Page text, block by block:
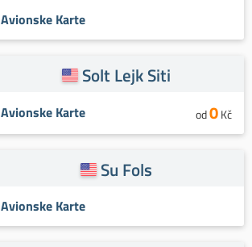
Avionske Karte
Solt Lejk Siti
Avionske Karte od0Kč
Su Fols
Avionske Karte